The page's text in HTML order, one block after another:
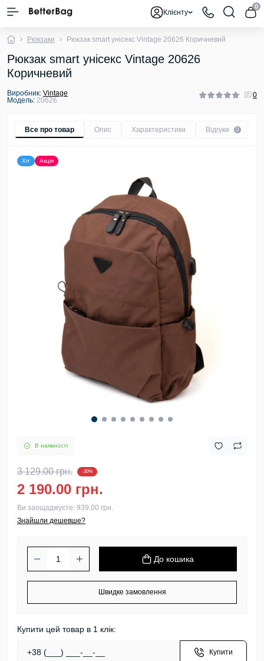
Клієнту
0
Рюкзаки Рюкзак smart унісекс Vintage 20626 Коричневий
Рюкзак smart унісекс Vintage 20626
Коричневий
Виробник: Vintage
Модель: 20626
0
Все про товар Опис Характеристики Відгуки 0
Хіт Акція
В наявності
3 129.00 грн. -30%
2 190.00 грн.
Ви заощаджуєте: 939.00 грн.
Знайшли дешевше?
До кошика
Швидке замовлення
Купити цей товар в 1 клік:
Купити